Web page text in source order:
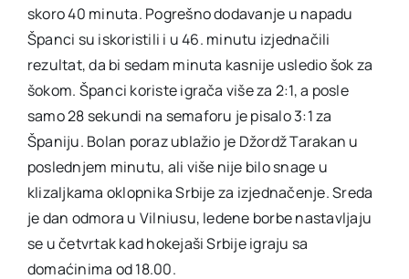
skoro 40 minuta. Pogrešno dodavanje u napadu
Španci su iskoristili i u 46. minutu izjednačili
rezultat, da bi sedam minuta kasnije usledio šok za
šokom. Španci koriste igrača više za 2:1, a posle
samo 28 sekundi na semaforu je pisalo 3:1 za
Španiju. Bolan poraz ublažio je Džordž Tarakan u
poslednjem minutu, ali više nije bilo snage u
klizaljkama oklopnika Srbije za izjednačenje. Sreda
je dan odmora u Vilniusu, ledene borbe nastavljaju
se u četvrtak kad hokejaši Srbije igraju sa
domaćinima od 18.00.